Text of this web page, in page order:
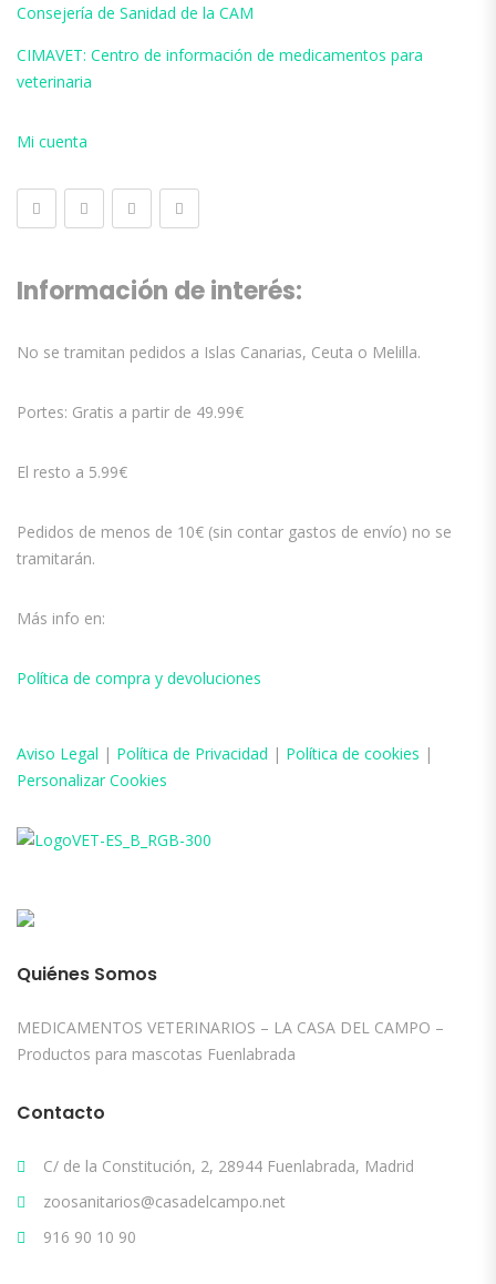
Consejería de Sanidad de la CAM
CIMAVET: Centro de información de medicamentos para
veterinaria
Mi cuenta
Información de interés:
No se tramitan pedidos a Islas Canarias, Ceuta o Melilla.
Portes: Gratis a partir de 49.99€
El resto a 5.99€
Pedidos de menos de 10€ (sin contar gastos de envío) no se
tramitarán.
Más info en:
Política de compra y devoluciones
Aviso Legal | Política de Privacidad | Política de cookies |
Personalizar Cookies
Quiénes Somos
MEDICAMENTOS VETERINARIOS – LA CASA DEL CAMPO –
Productos para mascotas Fuenlabrada
Contacto
C/ de la Constitución, 2, 28944 Fuenlabrada, Madrid
zoosanitarios@casadelcampo.net
916 90 10 90